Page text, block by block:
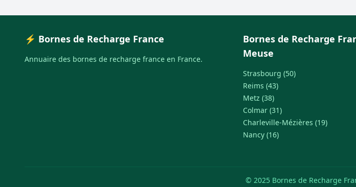
⚡ Bornes de Recharge France
Annuaire des bornes de recharge france en France.
Bornes de Recharge
Meuse
Strasbourg (50)
Reims (43)
Metz (38)
Colmar (31)
Charleville-Mézières (19)
Nancy (16)
© 2025 Bornes de Recharge